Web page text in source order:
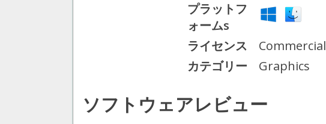
プラットフ
ォームs
ライセンス
Commercial
カテゴリー
Graphics
ソフトウェアレビュー